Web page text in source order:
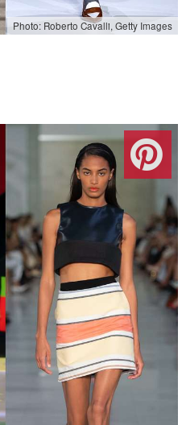
Photo: Roberto Cavalli, Getty Images